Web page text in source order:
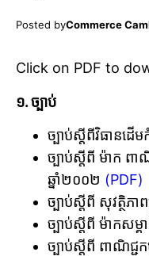
Posted byCommerce
Click on PDF to
១. ច្បាប់
ច្បាប់ស្តីពីវិធាន
ច្បាប់ស្តីពី ម៉ាក ព
ឆ្នាំ២០០២ (PDF)
ច្បាប់ស្តីពី សុវត្ថិ
ច្បាប់ស្តីពី ម៉ាកស
ច្បាប់ស្តីពី ពាណិជ្ជ